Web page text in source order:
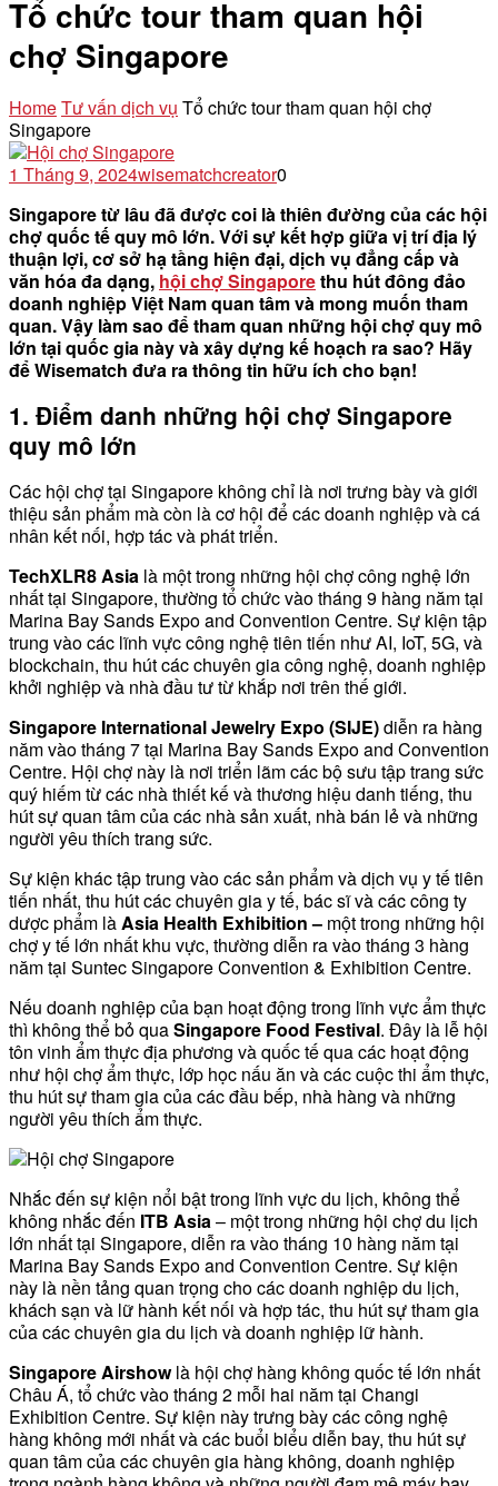
Tổ chức tour tham quan hội
chợ Singapore
HomeTư vấn dịch vụ Tổ chức tour tham quan hội chợ
Singapore
1 Tháng 9, 2024wisematchcreator0
Singapore từ lâu đã được coi là thiên đường của các hội
chợ quốc tế quy mô lớn. Với sự kết hợp giữa vị trí địa lý
thuận lợi, cơ sở hạ tầng hiện đại, dịch vụ đẳng cấp và
văn hóa đa dạng, hội chợ Singaporethu hút đông đảo
doanh nghiệp Việt Nam quan tâm và mong muốn tham
quan. Vậy làm sao để tham quan những hội chợ quy mô
lớn tại quốc gia này và xây dựng kế hoạch ra sao? Hãy
để Wisematch đưa ra thông tin hữu ích cho bạn!
1. Điểm danh những hội chợ Singapore
quy mô lớn
Các hội chợ tại Singapore không chỉ là nơi trưng bày và giới
thiệu sản phẩm mà còn là cơ hội để các doanh nghiệp và cá
nhân kết nối, hợp tác và phát triển.
TechXLR8 Asia là một trong những hội chợ công nghệ lớn
nhất tại Singapore, thường tổ chức vào tháng 9 hàng năm tại
Marina Bay Sands Expo and Convention Centre. Sự kiện tập
trung vào các lĩnh vực công nghệ tiên tiến như AI, IoT, 5G, và
blockchain, thu hút các chuyên gia công nghệ, doanh nghiệp
khởi nghiệp và nhà đầu tư từ khắp nơi trên thế giới.
Singapore International Jewelry Expo (SIJE)diễn ra hàng
năm vào tháng 7 tại Marina Bay Sands Expo and Convention
Centre. Hội chợ này là nơi triển lãm các bộ sưu tập trang sức
quý hiếm từ các nhà thiết kế và thương hiệu danh tiếng, thu
hút sự quan tâm của các nhà sản xuất, nhà bán lẻ và những
người yêu thích trang sức.
Sự kiện khác tập trung vào các sản phẩm và dịch vụ y tế tiên
tiến nhất, thu hút các chuyên gia y tế, bác sĩ và các công ty
dược phẩm làAsia Health Exhibition – một trong những hội
chợ y tế lớn nhất khu vực, thường diễn ra vào tháng 3 hàng
năm tại Suntec Singapore Convention & Exhibition Centre.
Nếu doanh nghiệp của bạn hoạt động trong lĩnh vực ẩm thực
thì không thể bỏ quaSingapore Food Festival. Đây là lễ hội
tôn vinh ẩm thực địa phương và quốc tế qua các hoạt động
như hội chợ ẩm thực, lớp học nấu ăn và các cuộc thi ẩm thực,
thu hút sự tham gia của các đầu bếp, nhà hàng và những
người yêu thích ẩm thực.
Nhắc đến sự kiện nổi bật trong lĩnh vực du lịch, không thể
không nhắc đến ITB Asia– một trong những hội chợ du lịch
lớn nhất tại Singapore, diễn ra vào tháng 10 hàng năm tại
Marina Bay Sands Expo and Convention Centre. Sự kiện
này là nền tảng quan trọng cho các doanh nghiệp du lịch,
khách sạn và lữ hành kết nối và hợp tác, thu hút sự tham gia
của các chuyên gia du lịch và doanh nghiệp lữ hành.
Singapore Airshowlà hội chợ hàng không quốc tế lớn nhất
Châu Á, tổ chức vào tháng 2 mỗi hai năm tại Changi
Exhibition Centre. Sự kiện này trưng bày các công nghệ
hàng không mới nhất và các buổi biểu diễn bay, thu hút sự
quan tâm của các chuyên gia hàng không, doanh nghiệp